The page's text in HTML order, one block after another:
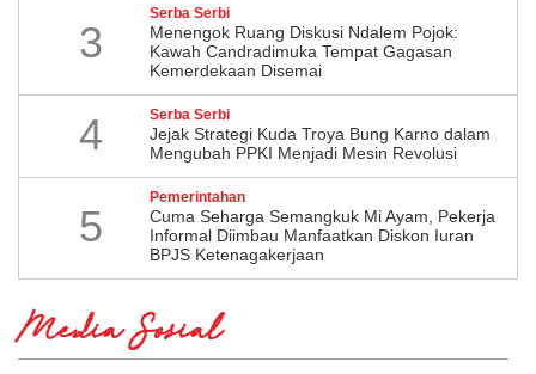
3
Serba Serbi
Menengok Ruang Diskusi Ndalem Pojok:
Kawah Candradimuka Tempat Gagasan
Kemerdekaan Disemai
4 Serba Serbi
Jejak Strategi Kuda Troya Bung Karno dalam
Mengubah PPKI Menjadi Mesin Revolusi
5
Pemerintahan
Cuma Seharga Semangkuk Mi Ayam, Pekerja
Informal Diimbau Manfaatkan Diskon Iuran
BPJS Ketenagakerjaan
Media Sosial